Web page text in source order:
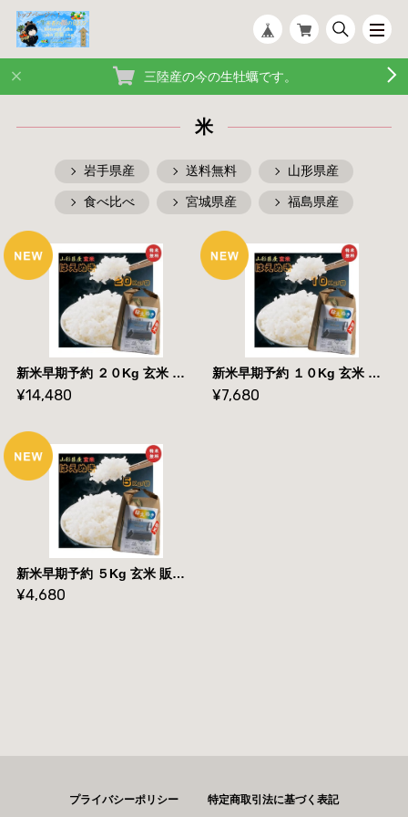
三陸産の今の生牡蠣です。
米
岩手県産 送料無料 山形県産
食べ比べ 宮城県産 福島県産
新米早期予約 ２０Kg 玄米 販売 送料無料 当日精米 令和7年度産 山形県産 お米 はえぬき ２０kg 白米
¥14,480
新米早期予約 １０Kg 玄米 販売 送料無料 当日精米 令和7年度産 山形県産 お米 はえぬき １０kg 白米
¥7,680
新米早期予約 ５Kg 玄米 販売 送料無料 当日精米 令和7年度産 山形県産 お米 はえぬき ５kg 白米
¥4,680
プライバシーポリシー 特定商取引法に基づく表記